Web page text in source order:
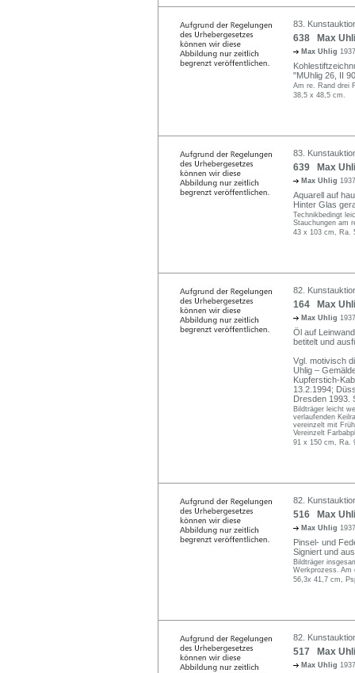
83.
638 Max
Max Uhlig
"MUhlig 26, II
Am re. Rand drei
38,5 x 48,5 cm.
83.
639 Max
Max Uhlig
Aquarell auf
Hinter Glas
Technikbedingt
Stauchungen am
43 x 103 cm, Ra.
82.
164 Max
Max Uhlig
Öl auf
betitelt und
Vgl. motivisch
Uhlig –
Kupferstich-
13.2.1994;
Dresden 1993.
Bildträger leicht
verlaufenden
vereinzelt mit
Vereinzelt
91 x 150 cm, Ra.
82.
516 Max
Max Uhlig
Pinsel- und
Signiert und
Bildträger
Werkprozess. Am
56,3x 41,7 cm,
82.
517 Max
Max Uhlig